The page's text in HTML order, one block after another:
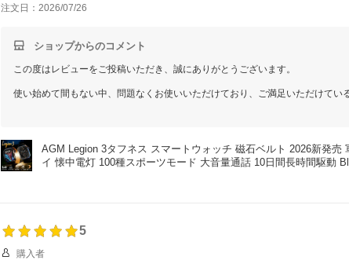
注文日：2026/07/26
ショップからのコメント
この度はレビューをご投稿いただき、誠にありがとうございます。
使い始めて間もない中、問題なくお使いいただけており、ご満足いただけてい
これからも快適にご使用いただけましたら幸いでございます。
今後ともご愛顧賜りますよう、よろしくお願いいたします。
AGM Legion 3タフネス スマートウォッチ 磁石ベルト 2026新発
イ 懐中電灯 100種スポーツモード 大音量通話 10日間長時間駆動
5
購入者